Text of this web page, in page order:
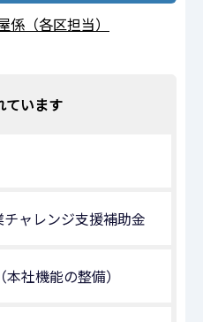
（各区担当）
ています
ャレンジ支援補助金
社機能の整備）